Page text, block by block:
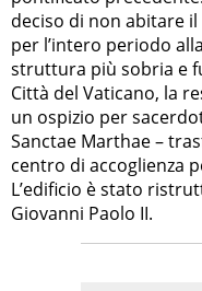
deciso di non abitare
per l’intero periodo alla
struttura più sobria e
Città del Vaticano, la
un ospizio per
Sanctae Marthae –
centro di accoglienza
L’edificio è stato
Giovanni Paolo II.